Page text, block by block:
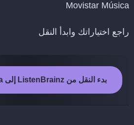
Movistar Música
راجع اختياراتك وابدأ النقل
بدء النقل من ListenBrainz إلى Movistar Música